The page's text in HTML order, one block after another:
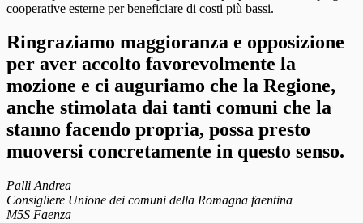
cooperative esterne per beneficiare di costi più bassi.
Ringraziamo maggioranza e opposizione
per aver accolto favorevolmente la
mozione e ci auguriamo che la Regione,
anche stimolata dai tanti comuni che la
stanno facendo propria, possa presto
muoversi concretamente in questo senso.
Palli Andrea
Consigliere Unione dei comuni della Romagna faentina
M5S Faenza